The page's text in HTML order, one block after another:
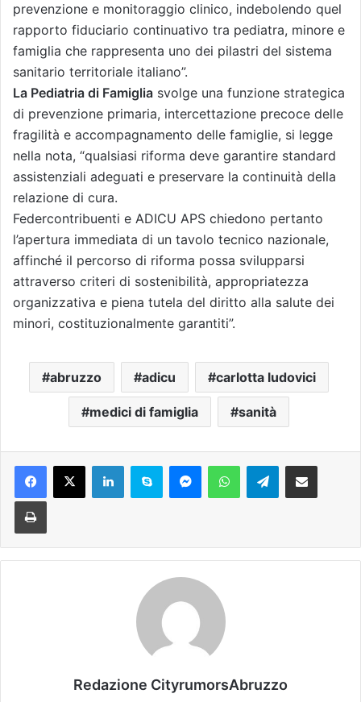
prevenzione e monitoraggio clinico, indebolendo quel
rapporto fiduciario continuativo tra pediatra, minore e
famiglia che rappresenta uno dei pilastri del sistema
sanitario territoriale italiano”.
La Pediatria di Famiglia svolge una funzione strategica
di prevenzione primaria, intercettazione precoce delle
fragilità e accompagnamento delle famiglie, si legge
nella nota, “qualsiasi riforma deve garantire standard
assistenziali adeguati e preservare la continuità della
relazione di cura.
Federcontribuenti e ADICU APS chiedono pertanto
l’apertura immediata di un tavolo tecnico nazionale,
affinché il percorso di riforma possa svilupparsi
attraverso criteri di sostenibilità, appropriatezza
organizzativa e piena tutela del diritto alla salute dei
minori, costituzionalmente garantiti”.
abruzzo adicu carlotta ludovici
medici di famiglia sanità
Telegram
Redazione CityrumorsAbruzzo